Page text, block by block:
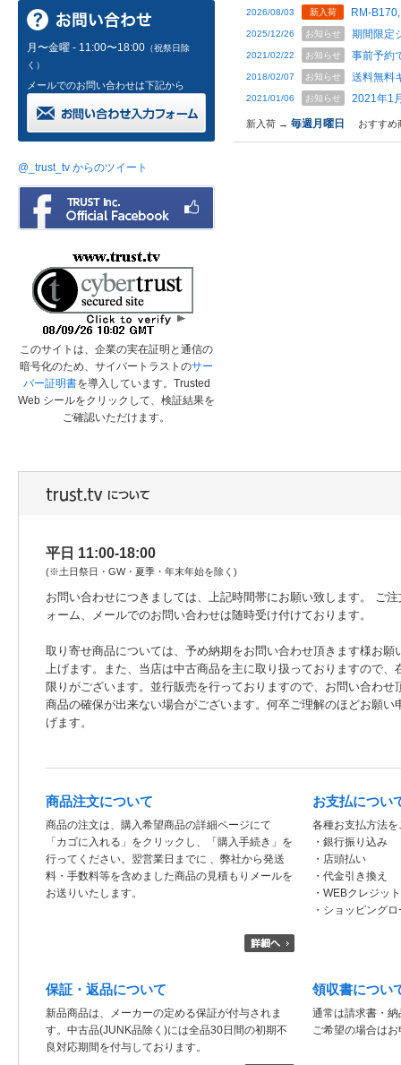
2026/08/03 新入荷 RM-
2025/12/26 お知らせ 期間限定
2021/02/22 お知らせ 事前予約
2018/02/07 お知らせ 送料無料
2021/01/06 お知らせ 2021年1
新入荷 → 毎週月曜日 おすす
月〜金曜 - 11:00〜18:00 （祝祭日除
く）
メールでのお問い合わせは下記から
@_trust_tv からのツイート
このサイトは、企業の実在証明と通信の
暗号化のため、サイバートラストのサー
バー証明書を導入しています。Trusted
Web シールをクリックして、検証結果を
ご確認いただけます。
平日 11:00-18:00
(※土日祭日・GW・夏季・年末年始を除く)
お問い合わせにつきましては、上記時間帯にお願い致します。 ご注
ォーム、メールでのお問い合わせは随時受け付けております。
取り寄せ商品については、予め納期をお問い合わせ頂きます様お願
上げます。また、当店は中古商品を主に取り扱っておりますので、
限りがございます。並行販売を行っておりますので、お問い合わせ
商品の確保が出来ない場合がございます。何卒ご理解のほどお願い
げます。
商品注文について
商品の注文は、購入希望商品の詳細ページにて
「カゴに入れる」をクリックし、「購入手続き」を
行ってください。翌営業日までに 、弊社から発送
料・手数料等を含めました商品の見積もりメールを
お送りいたします。
お支払につい
各種お支払方法
・銀行振り込み
・店頭払い
・代金引き換え
・WEBクレジッ
・ショッピング
保証・返品について
新品商品は、メーカーの定める保証が付与されま
す。中古品(JUNK品除く)には全品30日間の初期不
良対応期間を付与しております。
領収書につい
通常は請求書・
ご希望の場合は